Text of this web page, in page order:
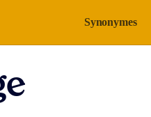
Synonymes